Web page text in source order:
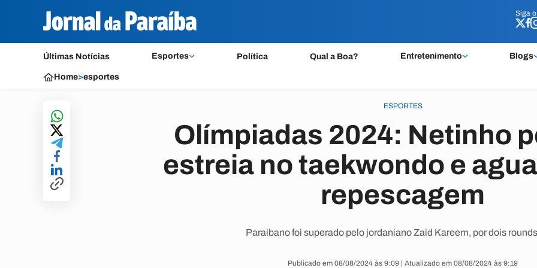
Siga o
Últimas Notícias Esportes Política Qual a Boa? Entretenimento Blogs
Siga o
Home>esportes
ESPORTES
Olímpiadas 2024: Netinho
estreia no taekwondo e
repescagem
Paraibano foi superado pelo jordaniano Zaid Kareem, por dois
Publicado em 08/08/2024 às 9:09 | Atualizado em 08/08/2024 às 9:19